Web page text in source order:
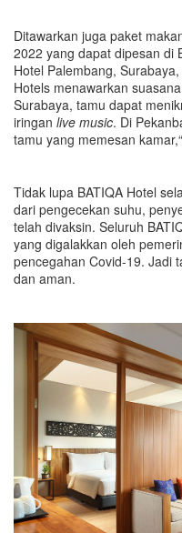
Ditawarkan juga paket
2022 yang dapat dipesan di
Hotel Palembang,
Hotels menawarkan
Surabaya, tamu dapat
iringan live music. Di
tamu yang memesan
Tidak lupa BATIQA Hotel
dari pengecekan suhu,
telah divaksin. Seluruh
yang digalakkan oleh
pencegahan Covid-19. Jadi
dan aman.